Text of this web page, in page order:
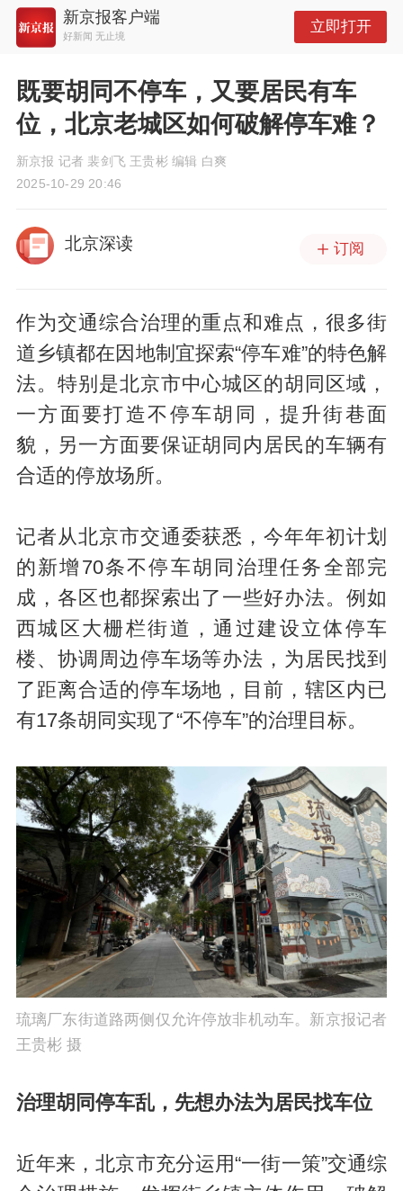
新京报客户端
好新闻 无止境
立即打开
既要胡同不停车，又要居民有车
位，北京老城区如何破解停车难？
新京报 记者 裴剑飞 王贵彬 编辑 白爽
2025-10-29 20:46
北京深读 订阅
作为交通综合治理的重点和难点，很多街
道乡镇都在因地制宜探索“停车难”的特色解
法。特别是北京市中心城区的胡同区域，
一方面要打造不停车胡同，提升街巷面
貌，另一方面要保证胡同内居民的车辆有
合适的停放场所。
记者从北京市交通委获悉，今年年初计划
的新增70条不停车胡同治理任务全部完
成，各区也都探索出了一些好办法。例如
西城区大栅栏街道，通过建设立体停车
楼、协调周边停车场等办法，为居民找到
了距离合适的停车场地，目前，辖区内已
有17条胡同实现了“不停车”的治理目标。
琉璃厂东街道路两侧仅允许停放非机动车。新京报记者
王贵彬 摄
治理胡同停车乱，先想办法为居民找车位
近年来，北京市充分运用“一街一策”交通综